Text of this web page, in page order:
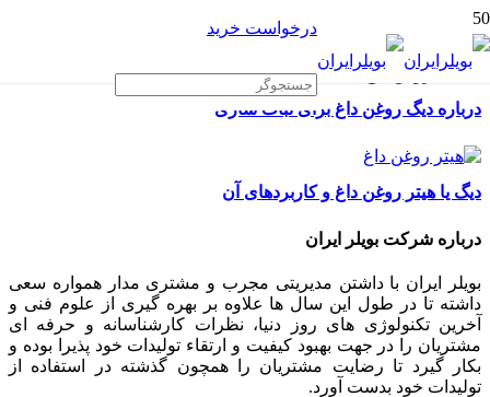
درخواست خرید
درباره دیگ روغن داغ برای نبات سازی
دیگ یا هیتر روغن داغ و کاربردهای آن
درباره شرکت بویلر ایران
بویلر ایران با داشتن مدیریتی مجرب و مشتری مدار همواره سعی
داشته تا در طول این سال ها علاوه بر بهره گیری از علوم فنی و
آخرین تکنولوژی های روز دنیا، نظرات کارشناسانه و حرفه ای
مشتریان را در جهت بهبود کیفیت و ارتقاء تولیدات خود پذیرا بوده و
بکار گیرد تا رضایت مشتریان را همچون گذشته در استفاده از
تولیدات خود بدست آورد.